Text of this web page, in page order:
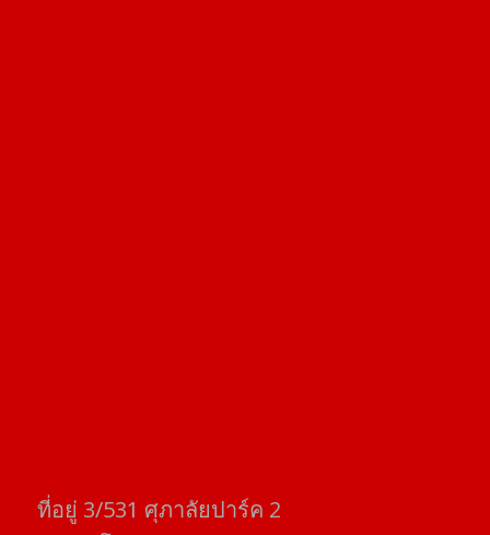
ที่อยู่​ 3/531​ ศุภาลัยปาร์ค​ 2